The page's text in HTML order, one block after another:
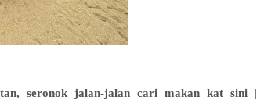
seronok jalan-jalan cari makan kat sini |